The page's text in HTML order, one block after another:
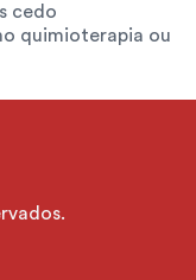
cedo
quimioterapia ou